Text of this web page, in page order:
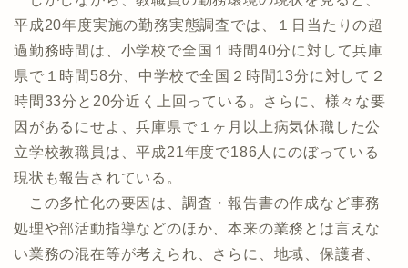
平成20年度実施の勤務実態調査では、１日当たりの超
過勤務時間は、小学校で全国１時間40分に対して兵庫
県で１時間58分、中学校で全国２時間13分に対して２
時間33分と20分近く上回っている。さらに、様々な要
因があるにせよ、兵庫県で１ヶ月以上病気休職した公
立学校教職員は、平成21年度で186人にのぼっている
現状も報告されている。
この多忙化の要因は、調査・報告書の作成など事務
処理や部活動指導などのほか、本来の業務とは言えな
い業務の混在等が考えられ、さらに、地域、保護者、